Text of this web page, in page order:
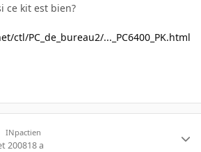
ce kit est bien?
ctl/PC_de_bureau2/..._PC6400_PK.html
INpactien
200818 a